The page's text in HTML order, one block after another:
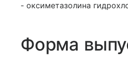
- оксиметазолина
Форма